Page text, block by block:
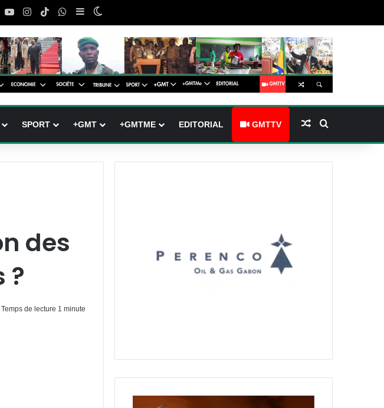
YouTubeInstagram
TikTokWhatsApp
Sidebar (barre latérale)
Switch skin
SPORT +GMT +GMTME EDITORIAL GMTTV Article Aléatoire
des
?
Temps de lecture 1 minute